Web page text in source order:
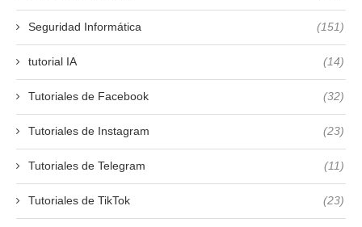
Seguridad Informática (151)
tutorial IA (14)
Tutoriales de Facebook (32)
Tutoriales de Instagram (23)
Tutoriales de Telegram (11)
Tutoriales de TikTok (23)